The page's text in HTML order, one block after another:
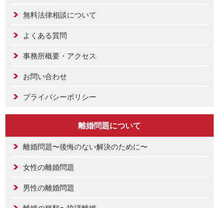
無料法律相談について
よくある質問
事務所概要・アクセス
お問い合わせ
プライバシーポリシー
離婚問題について
離婚問題〜後悔のない解決のために〜
女性の離婚問題
男性の離婚問題